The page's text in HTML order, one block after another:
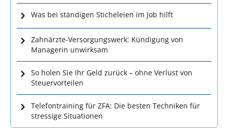
Was bei ständigen Sticheleien im Job hilft
Zahnärzte-Versorgungswerk: Kündigung von
Managerin unwirksam
So holen Sie Ihr Geld zurück – ohne Verlust von
Steuervorteilen
Telefontraining für ZFA: Die besten Techniken für
stressige Situationen